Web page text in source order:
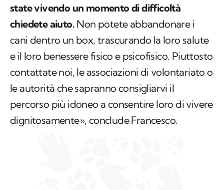
della famiglia a cui sono stati sottratti i cani:
state vivendo un momento di difficoltà
chiedete aiuto. Non potete abbandonare i
cani dentro un box, trascurando la loro salute
e il loro benessere fisico e psicofisico. Piuttosto
contattate noi, le associazioni di volontariato o
le autorità che sapranno consigliarvi il
percorso più idoneo a consentire loro di vivere